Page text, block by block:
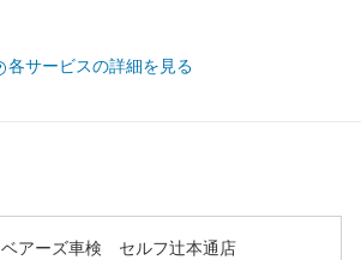
各サービスの詳細を見る
ベアーズ車検 セルフ辻本通店